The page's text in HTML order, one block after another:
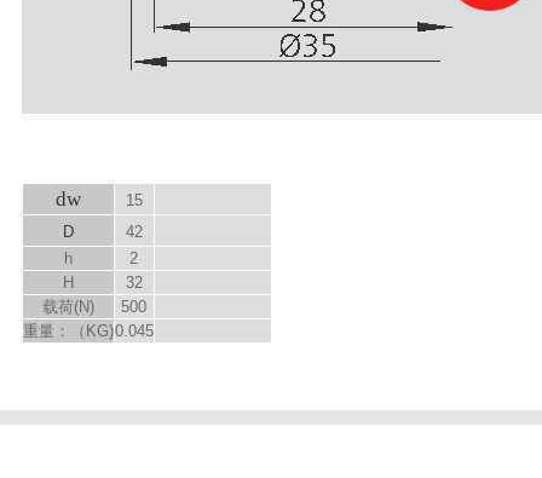
dw
15
D
42
h
2
H
32
载荷(N)
500
重量：（KG)0.045